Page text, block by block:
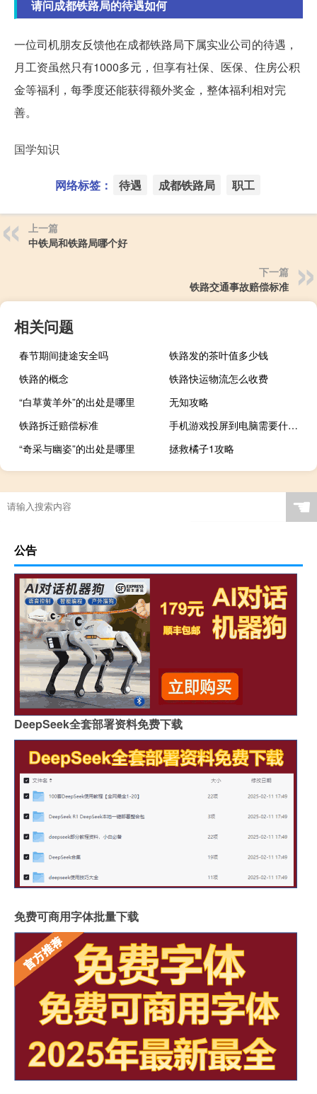
请问成都铁路局的待遇如何
一位司机朋友反馈他在成都铁路局下属实业公司的待遇，
月工资虽然只有1000多元，但享有社保、医保、住房公积
金等福利，每季度还能获得额外奖金，整体福利相对完
善。
国学知识
网络标签： 待遇 成都铁路局 职工
上一篇
中铁局和铁路局哪个好
下一篇
铁路交通事故赔偿标准
相关问题
春节期间捷途安全吗
铁路发的茶叶值多少钱
铁路的概念
铁路快运物流怎么收费
“白草黄羊外”的出处是哪里
无知攻略
铁路拆迁赔偿标准
手机游戏投屏到电脑需要什么配置（手机游戏投屏到电脑）
“奇采与幽姿”的出处是哪里
拯救橘子1攻略
☚
公告
DeepSeek全套部署资料免费下载
免费可商用字体批量下载